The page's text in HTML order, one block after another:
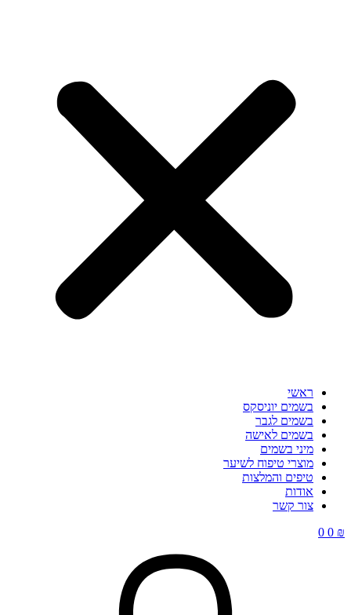
ראשי
בשמים יוניסקס
בשמים לגבר
בשמים לאישה
מיני בשמים
מוצרי טיפוח לשיער
טיפים והמלצות
אודות
צור קשר
0 ₪
0